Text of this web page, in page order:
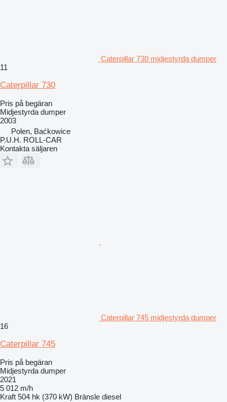
Caterpillar 730 midjestyrda dumper
11
Caterpillar 730
Pris på begäran
Midjestyrda dumper
2003
Polen, Baćkowice
P.U.H. ROLL-CAR
Kontakta säljaren
Caterpillar 745 midjestyrda dumper
16
Caterpillar 745
Pris på begäran
Midjestyrda dumper
2021
5 012 m/h
Kraft 504 hk (370 kW) Bränsle diesel